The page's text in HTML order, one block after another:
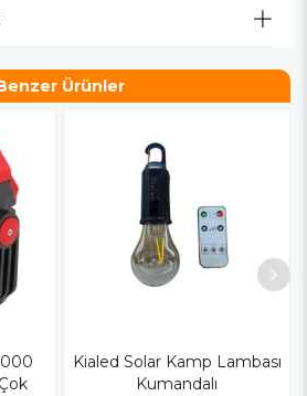
Ürünler
Kialed Solar Kamp Lambası
Kumandalı